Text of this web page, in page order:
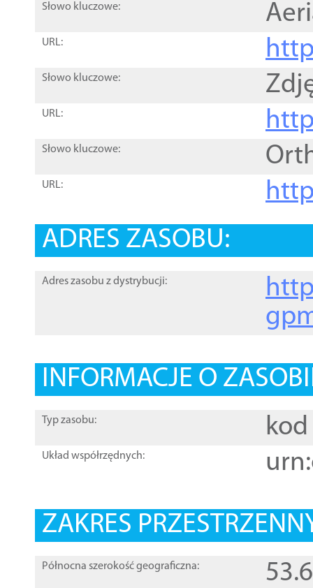
Słowo kluczowe:
URL:
Słowo kluczowe:
URL:
Słowo kluczowe:
URL:
ADRES ZASOBU:
Adres zasobu z dystrybucji:
INFORMACJE O
Typ zasobu: kod
Układ współrzędnych:
ZAKRES
Północna szerokość geograficzna: